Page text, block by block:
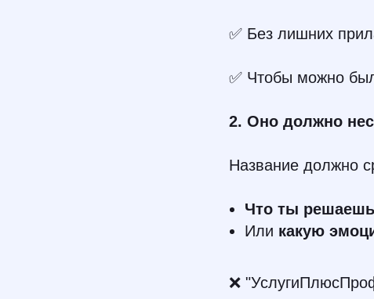
✅ Без лишних
✅ Чтобы можно
2. Оно должно
Название должно
Что ты решаешь
Или какую
❌